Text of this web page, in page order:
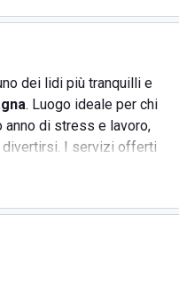
dei lidi più tranquilli e
. Luogo ideale per chi
anno di stress e lavoro,
divertirsi. I servizi offerti
le esigenze di